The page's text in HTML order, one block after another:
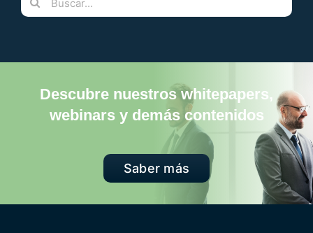
Descubre nuestros whitepapers,
webinars y demás contenidos
Saber más